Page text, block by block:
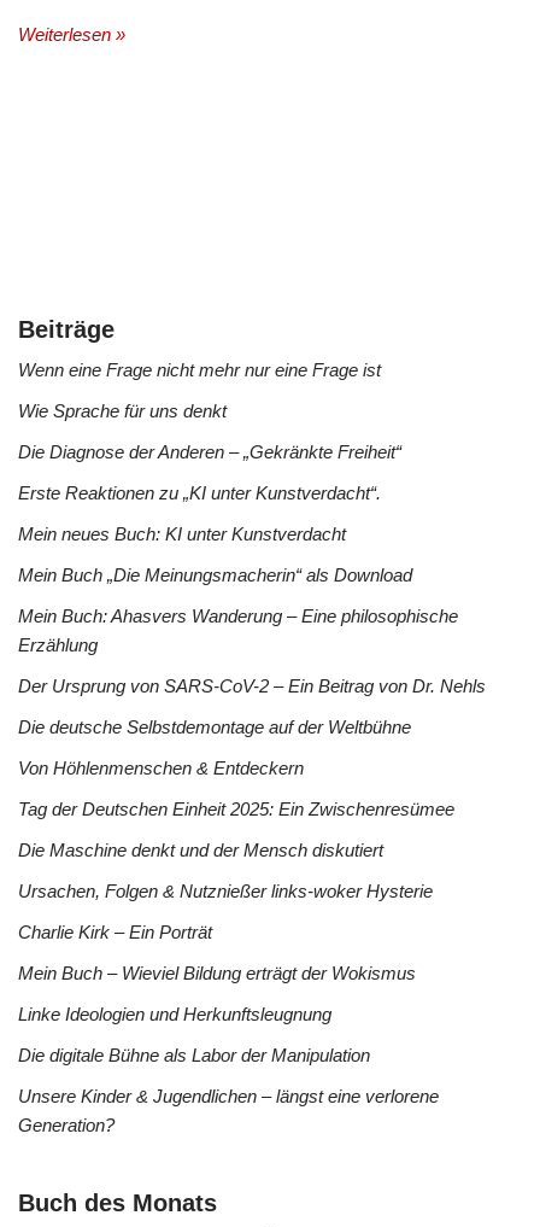
Weiterlesen »
Beiträge
Wenn eine Frage nicht mehr nur eine Frage ist
Wie Sprache für uns denkt
Die Diagnose der Anderen – „Gekränkte Freiheit“
Erste Reaktionen zu „KI unter Kunstverdacht“.
Mein neues Buch: KI unter Kunstverdacht
Mein Buch „Die Meinungsmacherin“ als Download
Mein Buch: Ahasvers Wanderung – Eine philosophische
Erzählung
Der Ursprung von SARS-CoV-2 – Ein Beitrag von Dr. Nehls
Die deutsche Selbstdemontage auf der Weltbühne
Von Höhlenmenschen & Entdeckern
Tag der Deutschen Einheit 2025: Ein Zwischenresümee
Die Maschine denkt und der Mensch diskutiert
Ursachen, Folgen & Nutznießer links-woker Hysterie
Charlie Kirk – Ein Porträt
Mein Buch – Wieviel Bildung erträgt der Wokismus
Linke Ideologien und Herkunftsleugnung
Die digitale Bühne als Labor der Manipulation
Unsere Kinder & Jugendlichen – längst eine verlorene
Generation?
Buch des Monats